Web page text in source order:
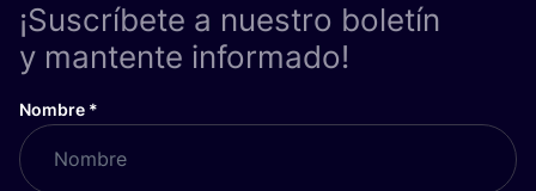
¡Suscríbete a nuestro boletín
y mantente informado!
Nombre *